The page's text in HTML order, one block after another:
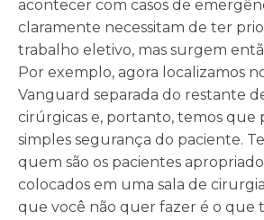
acontecer com casos de
claramente necessitam de ter
trabalho eletivo, mas surgem
Por exemplo, agora localizamos
Vanguard separada do restante
cirúrgicas e, portanto, temos que
simples segurança do paciente.
quem são os pacientes
colocados em uma sala de
que você não quer fazer é o que